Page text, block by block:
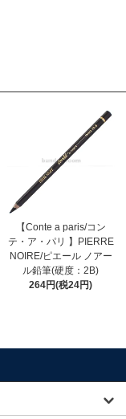
【Conte a paris/コン
テ・ア・パリ 】PIERRE
NOIRE/ピエール ノアー
ル鉛筆(硬度：2B)
264円(税24円)